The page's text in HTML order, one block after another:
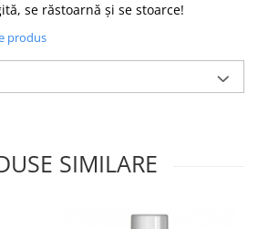
se răstoarnă și se stoarce!
produs
SIMILARE